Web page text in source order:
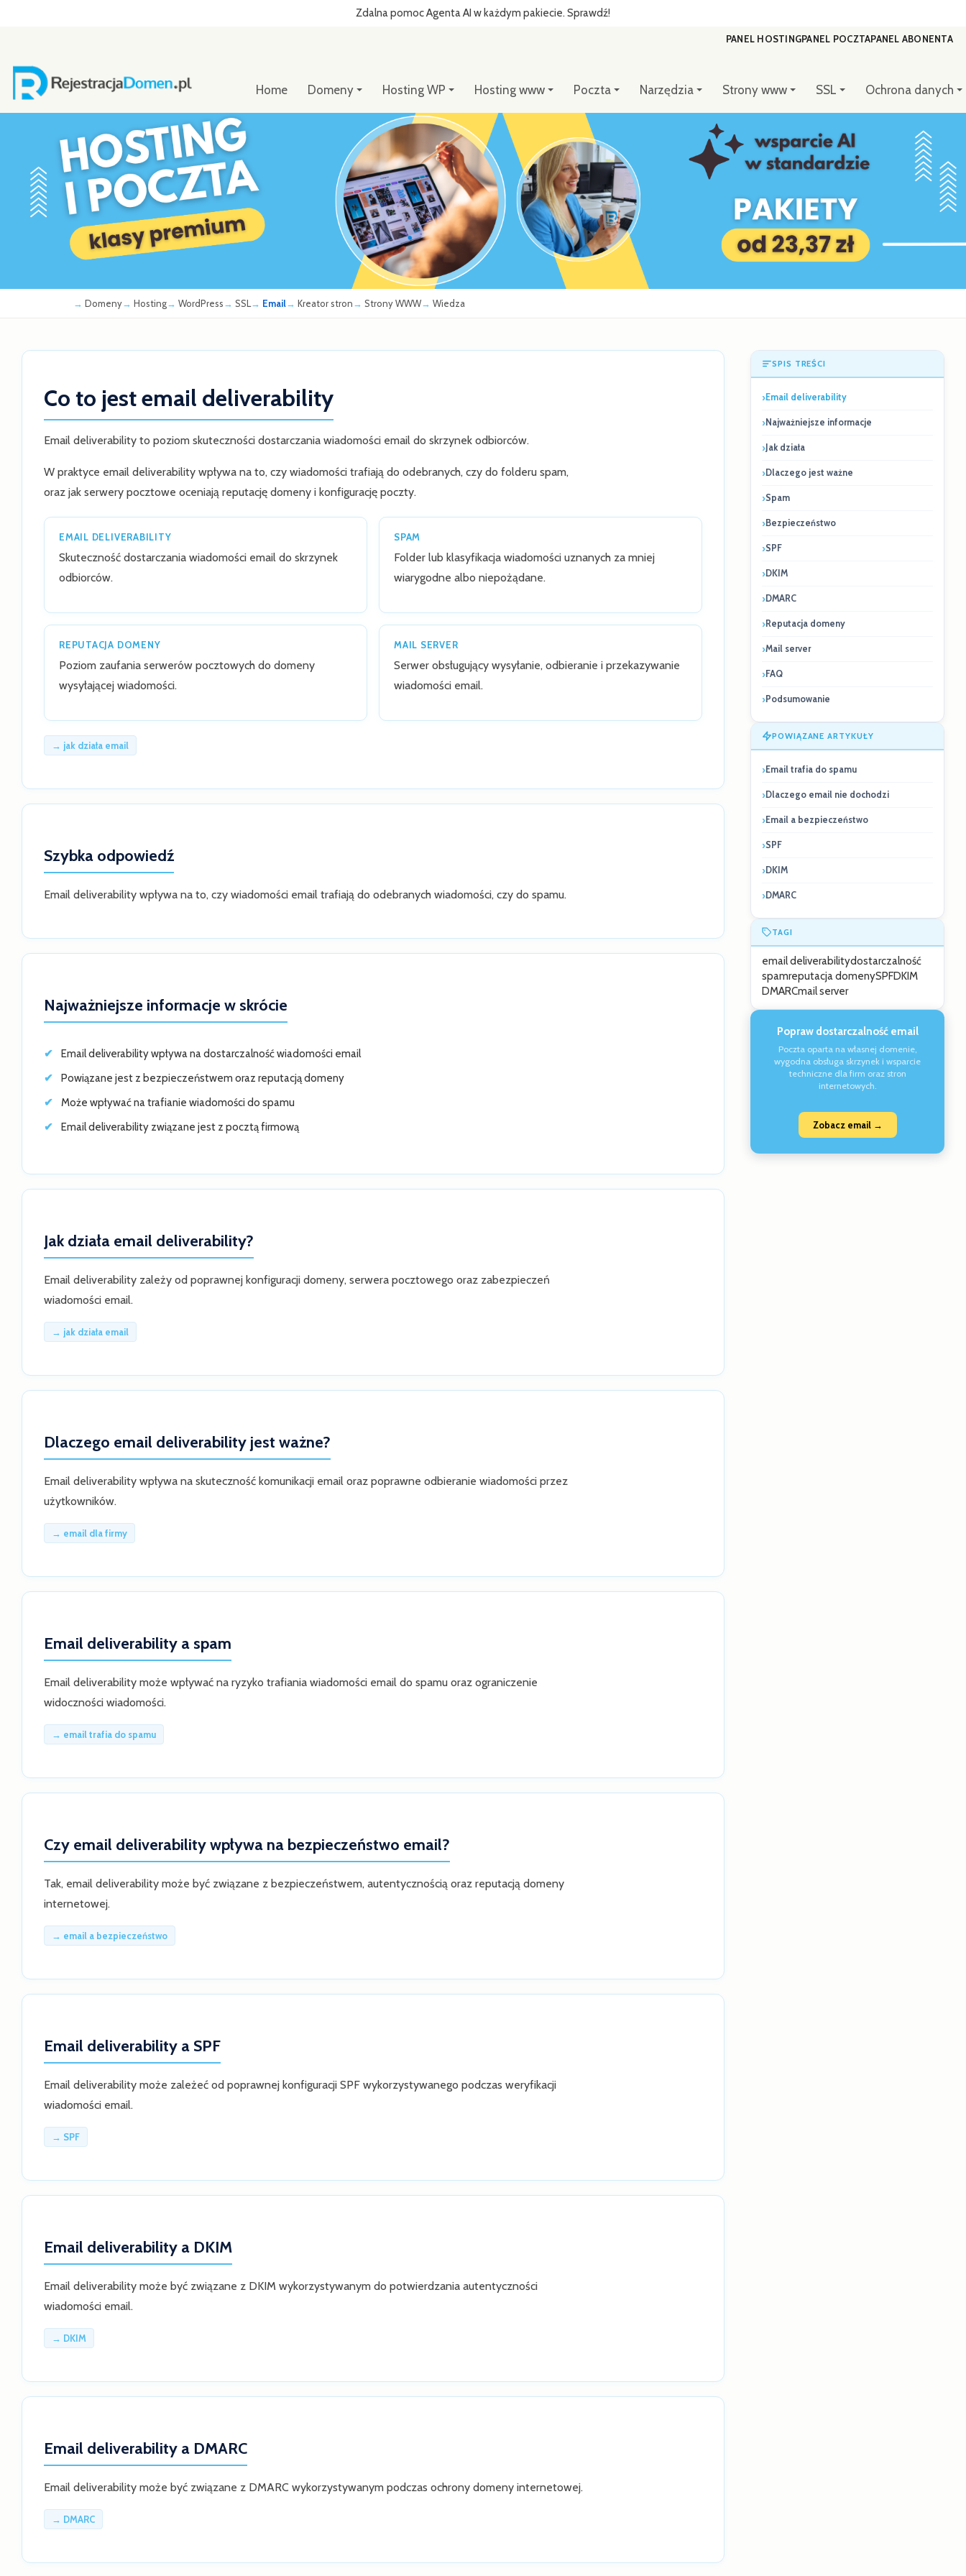
Zdalna pomoc Agenta AI w każdym pakiecie. Sprawdź!
PANEL HOSTINGPANEL POCZTAPANEL ABONENTA
Home Domeny Hosting WP Hosting www Poczta Narzędzia Strony www SSL Ochrona danych
Domeny Hosting WordPress SSL Email Kreator stron Strony WWW Wiedza
Co to jest email deliverability
Email deliverability to poziom skuteczności dostarczania wiadomości email do skrzynek odbiorców.
W praktyce email deliverability wpływa na to, czy wiadomości trafiają do odebranych, czy do folderu spam,
oraz jak serwery pocztowe oceniają reputację domeny i konfigurację poczty.
EMAIL DELIVERABILITY
Skuteczność dostarczania wiadomości email do skrzynek
odbiorców.
SPAM
Folder lub klasyfikacja wiadomości uznanych za mniej
wiarygodne albo niepożądane.
REPUTACJA DOMENY
Poziom zaufania serwerów pocztowych do domeny
wysyłającej wiadomości.
MAIL SERVER
Serwer obsługujący wysyłanie, odbieranie i przekazywanie
wiadomości email.
→ jak działa email
Szybka odpowiedź
Email deliverability wpływa na to, czy wiadomości email trafiają do odebranych wiadomości, czy do spamu.
Najważniejsze informacje w skrócie
Email deliverability wpływa na dostarczalność wiadomości email
Powiązane jest z bezpieczeństwem oraz reputacją domeny
Może wpływać na trafianie wiadomości do spamu
Email deliverability związane jest z pocztą firmową
Jak działa email deliverability?
Email deliverability zależy od poprawnej konfiguracji domeny, serwera pocztowego oraz zabezpieczeń
wiadomości email.
→ jak działa email
Dlaczego email deliverability jest ważne?
Email deliverability wpływa na skuteczność komunikacji email oraz poprawne odbieranie wiadomości przez
użytkowników.
→ email dla firmy
Email deliverability a spam
Email deliverability może wpływać na ryzyko trafiania wiadomości email do spamu oraz ograniczenie
widoczności wiadomości.
→ email trafia do spamu
Czy email deliverability wpływa na bezpieczeństwo email?
Tak, email deliverability może być związane z bezpieczeństwem, autentycznością oraz reputacją domeny
internetowej.
→ email a bezpieczeństwo
Email deliverability a SPF
Email deliverability może zależeć od poprawnej konfiguracji SPF wykorzystywanego podczas weryfikacji
wiadomości email.
→ SPF
Email deliverability a DKIM
Email deliverability może być związane z DKIM wykorzystywanym do potwierdzania autentyczności
wiadomości email.
→ DKIM
Email deliverability a DMARC
Email deliverability może być związane z DMARC wykorzystywanym podczas ochrony domeny internetowej.
→ DMARC
SPIS TREŚCI
Email deliverability
Najważniejsze informacje
Jak działa
Dlaczego jest ważne
Spam
Bezpieczeństwo
SPF
DKIM
DMARC
Reputacja domeny
Mail server
FAQ
Podsumowanie
POWIĄZANE ARTYKUŁY
Email trafia do spamu
Dlaczego email nie dochodzi
Email a bezpieczeństwo
SPF
DKIM
DMARC
TAGI
email deliverabilitydostarczalność
spamreputacja domenySPFDKIM
DMARCmail server
Popraw dostarczalność email
Poczta oparta na własnej domenie,
wygodna obsługa skrzynek i wsparcie
techniczne dla firm oraz stron
internetowych.
Zobacz email →